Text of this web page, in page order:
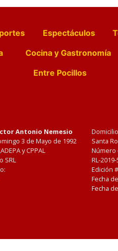
Espectáculos
Cocina y Gastronomía
Entre Pocillos
Antonio Nemesio
3 de Mayo de 1992
y CPPAL
SRL
Santa
Número
RL-
Edición #
Fecha
Fecha